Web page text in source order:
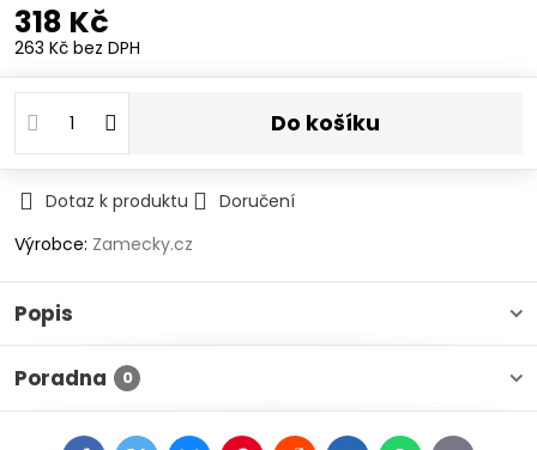
318 Kč
263 Kč bez DPH
Do košíku
Dotaz k produktu
Doručení
Výrobce: Zamecky.cz
Popis
Poradna 0